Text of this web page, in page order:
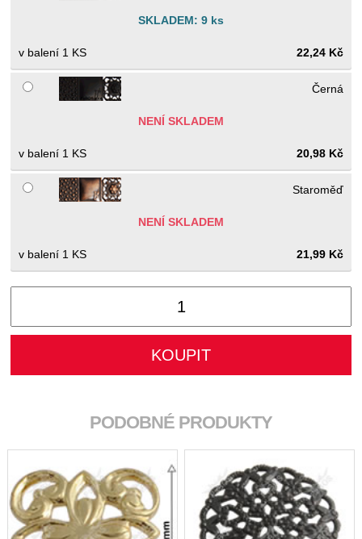
SKLADEM: 9 ks
1 KS 22,24 Kč
Černá
NENÍ SKLADEM
1 KS 20,98 Kč
Staroměď
NENÍ SKLADEM
1 KS 21,99 Kč
PODOBNÉ PRODUKTY